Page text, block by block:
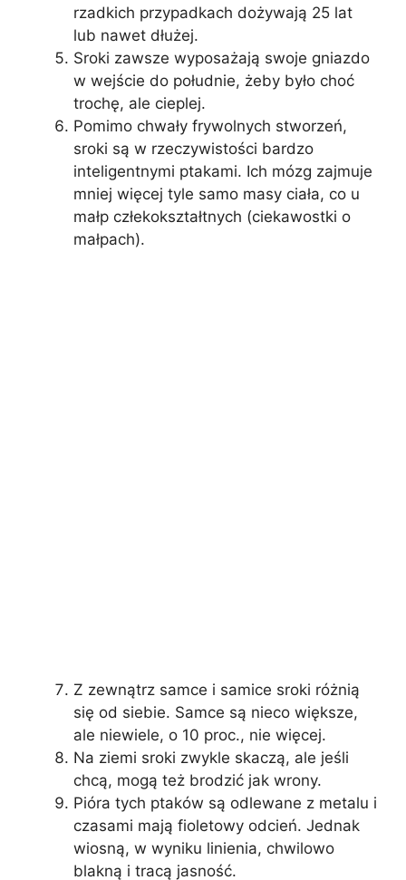
rzadkich przypadkach dożywają 25 lat
lub nawet dłużej.
Sroki zawsze wyposażają swoje gniazdo
w wejście do południe, żeby było choć
trochę, ale cieplej.
Pomimo chwały frywolnych stworzeń,
sroki są w rzeczywistości bardzo
inteligentnymi ptakami. Ich mózg zajmuje
mniej więcej tyle samo masy ciała, co u
małp człekokształtnych (ciekawostki o
małpach).
Z zewnątrz samce i samice sroki różnią
się od siebie. Samce są nieco większe,
ale niewiele, o 10 proc., nie więcej.
Na ziemi sroki zwykle skaczą, ale jeśli
chcą, mogą też brodzić jak wrony.
Pióra tych ptaków są odlewane z metalu i
czasami mają fioletowy odcień. Jednak
wiosną, w wyniku linienia, chwilowo
blakną i tracą jasność.